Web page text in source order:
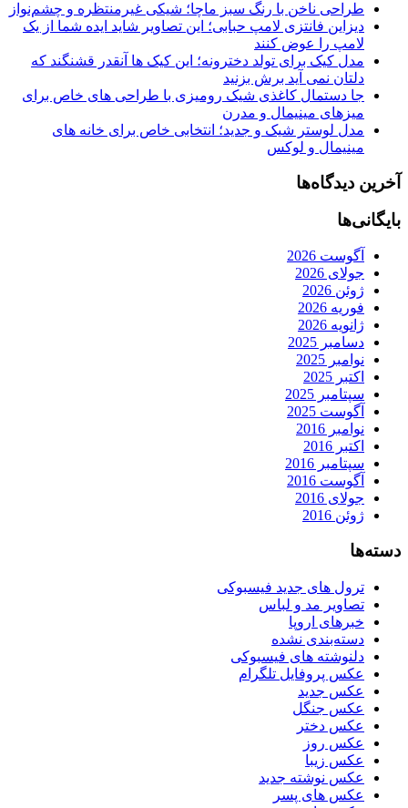
طراحی ناخن با رنگ سبز ماچا؛ شیکی غیرمنتظره و چشم‌نواز
دیزاین فانتزی لامپ حبابی؛ این تصاویر شاید ایده شما از یک
لامپ را عوض کنند
مدل کیک برای تولد دخترونه؛ این کیک ها آنقدر قشنگند که
دلتان نمی آید برش بزنید
جا دستمال کاغذی شیک رومیزی با طراحی های خاص برای
میزهای مینیمال و مدرن
مدل لوستر شیک و جدید؛ انتخابی خاص برای خانه های
مینیمال و لوکس
آخرین دیدگاه‌ها
بایگانی‌ها
آگوست 2026
جولای 2026
ژوئن 2026
فوریه 2026
ژانویه 2026
دسامبر 2025
نوامبر 2025
اکتبر 2025
سپتامبر 2025
آگوست 2025
نوامبر 2016
اکتبر 2016
سپتامبر 2016
آگوست 2016
جولای 2016
ژوئن 2016
دسته‌ها
ترول های جدید فیسبوکی
تصاویر مد و لباس
خبرهای اروپا
دسته‌بندی نشده
دلنوشته های فیسبوکی
عکس پروفایل تلگرام
عکس جدید
عکس جنگل
عکس دختر
عکس روز
عکس زیبا
عکس نوشته جدید
عکس های پسر